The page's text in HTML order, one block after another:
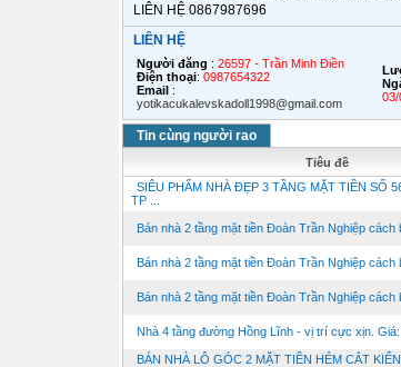
LIÊN HỆ 0867987696
LIÊN HỆ
Người đăng : 26597 - Trần Minh Điền
Điện thoại: 0987654322
Email:
yotikacukalevskadoll1998@gmail.com
03/
Tin cùng người rao
Tiêu đề
SIÊU PHẨM NHÀ ĐẸP 3 TẦNG MẶT TIỀN SỐ
TP ...
Bán nhà 2 tầng mặt tiền Đoàn Trần Nghiệp cách
Bán nhà 2 tầng mặt tiền Đoàn Trần Nghiệp cách
Bán nhà 2 tầng mặt tiền Đoàn Trần Nghiệp cách
Nhà 4 tầng đường Hồng Lĩnh - vị trí cực xịn.
BÁN NHÀ LÔ GÓC 2 MẶT TIỀN HẺM CẮT